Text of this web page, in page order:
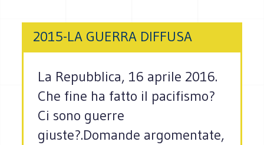
2015-LA GUERRA DIFFUSA
La Repubblica, 16 aprile 2016.
Che fine ha fatto il pacifismo?
Ci sono guerre
giuste?.Domande argomentate,